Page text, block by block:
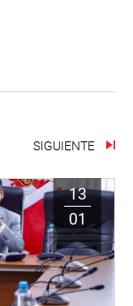
SIGUIENTE
13
01